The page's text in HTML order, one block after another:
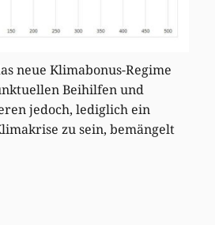
neue Klimabonus-Regime
Beihilfen und
jedoch, lediglich ein
zu sein, bemängelt